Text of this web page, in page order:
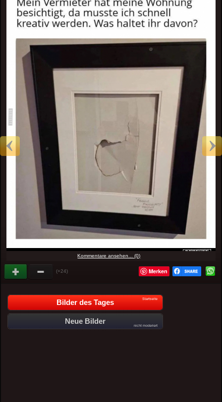
Kommentare ansehen... (0)
(+24) Merken
Bilder des Tages Startseite
Neue Bilder
nicht moderiert